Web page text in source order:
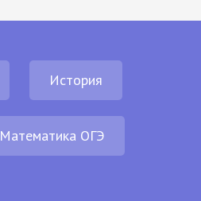
История
Математика ОГЭ